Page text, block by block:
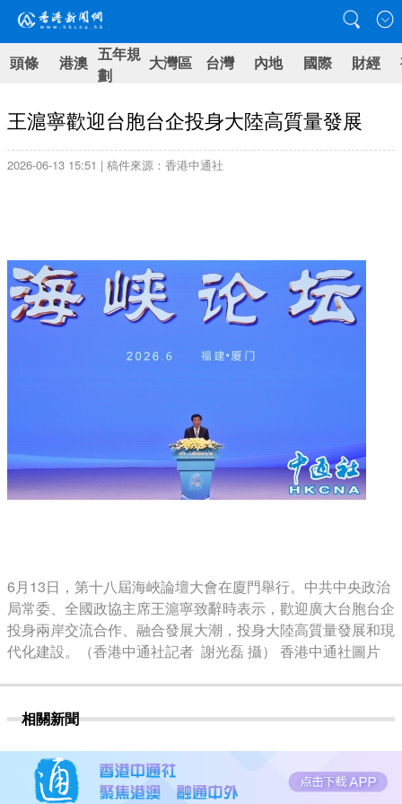
頭條 港澳 五年規
劃
大灣區 台灣 內地 國際 財經
王滬寧歡迎台胞台企投身大陸高質量發展
2026-06-13 15:51 | 稿件來源：香港中通社
6月13日，第十八屆海峽論壇大會在廈門舉行。中共中央政治
局常委、全國政協主席王滬寧致辭時表示，歡迎廣大台胞台企
投身兩岸交流合作、融合發展大潮，投身大陸高質量發展和現
代化建設。（香港中通社記者 謝光磊 攝） 香港中通社圖片
相關新聞